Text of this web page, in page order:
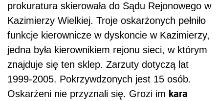
prokuratura skierowała do Sądu Rejonowego w
Kazimierzy Wielkiej. Troje oskarżonych pełniło
funkcje kierownicze w dyskoncie w Kazimierzy,
jedna była kierownikiem rejonu sieci, w którym
znajduje się ten sklep. Zarzuty dotyczą lat
1999-2005. Pokrzywdzonych jest 15 osób.
Oskarżeni nie przyznali się. Grozi im kara